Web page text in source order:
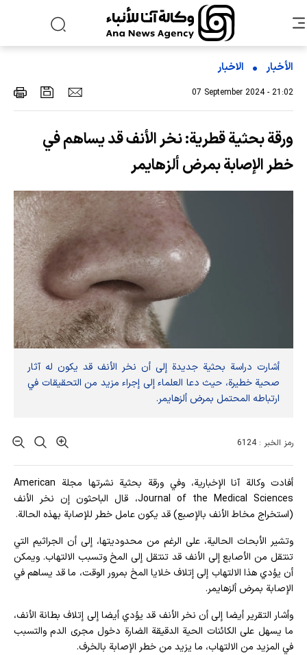
الأخبار الاخبار
07 September 2024 - 21:02
ورقة بحثية قطرية: نخر الأنف قد يساهم في
خطر الإصابة بمرض ألزهايمر
أشارت دراسة بحثية جديدة إلى أن نخر الأنف قد يكون له آثار
صحية خطيرة، حيث دعا العلماء إلى إجراء مزيد من التحقيقات في
ارتباطه المحتمل بمرض ألزهايمر.
رمز الخبر : 6124
أفادت وکالة آنا الإخباریة، وفي ورقة بحثية نشرتها مجلة American
Journal of the Medical Sciences، قال الباحثون إن نخر الأنف
(استخراج مخاط الأنف بالإصبع) قد يكون عامل خطر للإصابة بهذه الحالة.
وتشير الأبحاث الحالية، على الرغم من محدوديتها، إلى أن الجراثيم التي
تنتقل من الأصابع إلى الأنف قد تنتقل إلى المخ وتسبب الالتهاب. ويمكن
أن يؤدي هذا الالتهاب إلى إتلاف خلايا المخ بمرور الوقت، ما قد يساهم في
الإصابة بمرض ألزهايمر.
وأشار التقرير أيضا إلى أن نخر الأنف قد يؤدي أيضا إلى إتلاف بطانة الأنف،
ما يسهل على الكائنات الحية الدقيقة الضارة دخول مجرى الدم والتسبب
في المزيد من الالتهاب، ما يزيد من خطر الإصابة بالخرف.